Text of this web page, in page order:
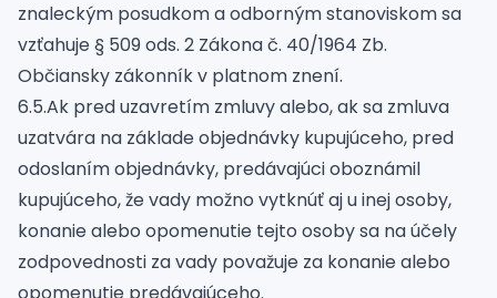
znaleckým posudkom a odborným stanoviskom sa
vzťahuje § 509 ods. 2 Zákona č. 40/1964 Zb.
Občiansky zákonník v platnom znení.
6.5.Ak pred uzavretím zmluvy alebo, ak sa zmluva
uzatvára na základe objednávky kupujúceho, pred
odoslaním objednávky, predávajúci oboznámil
kupujúceho, že vady možno vytknúť aj u inej osoby,
konanie alebo opomenutie tejto osoby sa na účely
zodpovednosti za vady považuje za konanie alebo